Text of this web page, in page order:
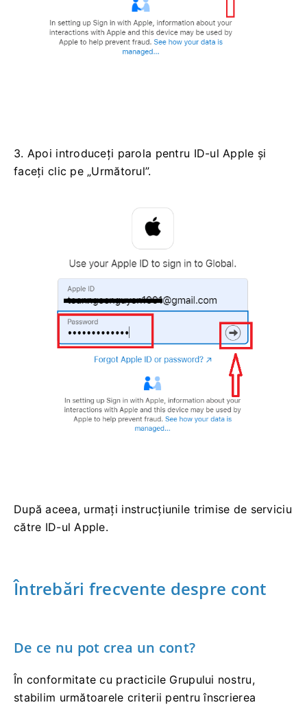
3. Apoi introduceți parola pentru ID-ul Apple și
faceți clic pe „Următorul”.
După aceea, urmați instrucțiunile trimise de serviciu
către ID-ul Apple.
Întrebări frecvente despre cont
De ce nu pot crea un cont?
În conformitate cu practicile Grupului nostru,
stabilim următoarele criterii pentru înscrierea